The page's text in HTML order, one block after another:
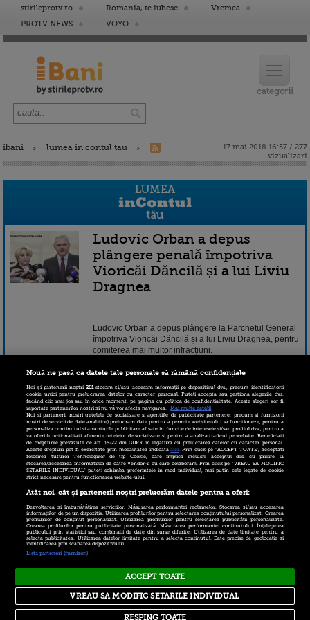
stirileprotv.ro Romania, te iubesc
Vremea
PROTV NEWS
VOYO
ibani lumea in contul tau
17 mai 2018 16:57 / 277
vizualizari
Ludovic Orban a depus
plângere penală împotriva
Vioricăi Dăncilă și a lui Liviu
Dragnea
Ludovic Orban a depus plângere la Parchetul General
împotriva Vioricăi Dăncilă și a lui Liviu Dragnea, pentru
comiterea mai multor infracțiuni.
Continuarea pe www.stirileprotv.ro.
17 mai 2018 16:57
Copyright © 2026 PRO TV S.R.L |
Politica Confidentialitate| RSS
Nouă ne pasă ca datele tale personale să rămână confidențiale
Noi și partenerii noștri201stocăm și/sau accesăm informații pe dispozitivul dvs., precum identificatorii
cookie unici pentru prelucrarea datelor cu caracter personal. Puteți accepta sau gestiona alegerile dvs.
făcând clic mai jos sau în orice moment, pe pagina cu politica de confidențialitate. Aceste alegeri vor fi
raportate partenerilor noștri și nu vă vor afecta navigarea.
Mai multe detalii
Noi si partenerii nostri (retelele de socializare si agentiile de publicitate partenere, precum si furnizorii
nostri de servicii de date analitice) prelucram date pentru a permite website-ului sa functioneze, pentru a
personaliza continutul si anunturile publicitare afisate in functie de interesele si/sau profilul dvs., pentru a
va oferi functionalitati aferente retelelor de socializare si pentru a analiza traficul pe website. Beneficiati
de drepturile prevazute de art. 15-22 din GDPR in legatura cu prelucrarea datelor cu caracter personal.
Aceste drepturi pot fi exercitate prin modalitatea indicataaici. Prin click pe “ACCEPT TOATE”, acceptati
folosirea tuturor Tehnologiilor de tip Cookie, care implica inclusiv acceptul dvs. cu privire la
stocarea/accesarea informatiilor de catre Vendor-ii cu care colaboram. Prin click pe “VREAU SA MODIFIC
SETARILE INDIVIDUAL” puteti schimba preferintele in mod individual, mai putin cele legate de cookie
strict necesare pentru functionarea website-ului.
Atât noi, cât și partenerii noștri prelucrăm datele pentru a oferi:
Dezvoltarea și îmbunătățirea serviciilor. Măsurarea performanței reclamelor. Stocarea și/sau accesarea
informațiilor de pe un dispozitiv. Utilizarea profilurilor pentru selectarea conținutului personalizat. Crearea
profilurilor de conținut personalizat. Utilizarea profilurilor pentru selectarea publicității personalizate.
Crearea profilurilor pentru publicitate personalizată. Măsurarea performanței conținutului. Înțelegerea
publicului prin statistici sau combinații de date din surse diferite. Utilizarea de date limitate pentru a
selecta publicitatea. Utilizarea datelor limitate pentru a selecta conținutul. Date precise de geolocație și
identificarea prin scanarea dispozitivului.
Listă parteneri (furnizori)
ACCEPT TOATE
RESPING TOATE
VREAU SA MODIFIC SETARILE INDIVIDUAL